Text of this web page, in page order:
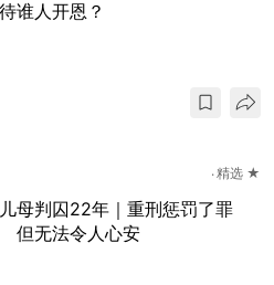
谁人开恩？
精选 ★
母判囚22年｜重刑惩罚了罪
但无法令人心安